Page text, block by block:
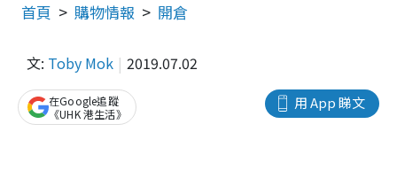
首頁 購物情報 開倉
文: Toby Mok 2019.07.02
用 App 睇文
在Google追蹤
《UHK 港生活》